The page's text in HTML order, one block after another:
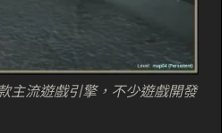
主流遊戲引擎，不少遊戲開發